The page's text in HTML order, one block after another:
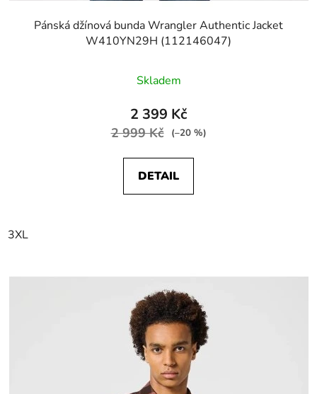
Pánská džínová bunda Wrangler Authentic Jacket
W410YN29H (112146047)
Skladem
2 399 Kč
2 999 Kč (–20 %)
DETAIL
3XL